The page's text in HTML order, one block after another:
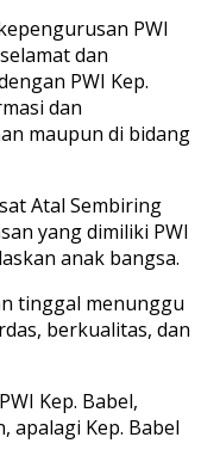
PWI
dan
PWI Kep.
dan
maupun di bidang
Atal Sembiring
yang dimiliki PWI
anak bangsa.
tinggal menunggu
berkualitas, dan
Kep. Babel,
apalagi Kep. Babel